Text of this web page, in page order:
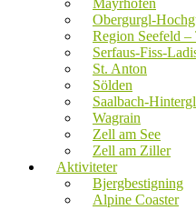
Mayrhofen
Obergurgl-
Region Seefeld
Serfaus-Fiss-
St. Anton
Sölden
Saalbach-
Wagrain
Zell am See
Zell am Ziller
Aktiviteter
Bjergbestigning
Alpine Coaster